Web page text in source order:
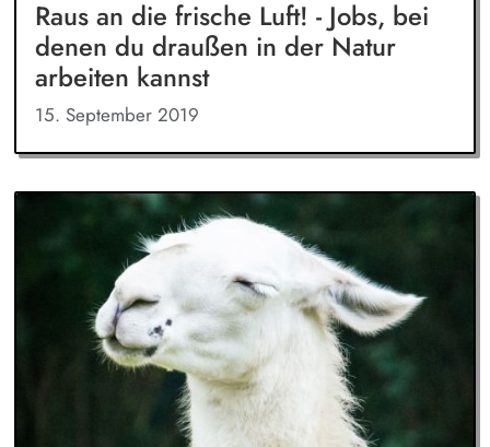
Raus an die frische Luft! - Jobs, bei
denen du draußen in der Natur
arbeiten kannst
15. September 2019